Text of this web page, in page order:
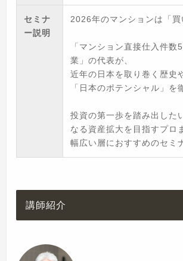
セミナ
ー説明
2026年のマンションは「買
「マンション直接仕入件数
業」の代表が、
近年の日本を取り巻く歴史
「日本のポテンシャル」を
投資の第一歩を踏み出した
なる資産拡大を目指すプロ
幅広い層におすすめのセミ
講師紹介